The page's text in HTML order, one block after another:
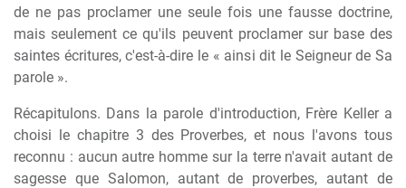
de ne pas proclamer une seule fois une fausse doctrine,
mais seulement ce qu'ils peuvent proclamer sur base des
saintes écritures, c'est-à-dire le « ainsi dit le Seigneur de Sa
parole ».
Récapitulons. Dans la parole d'introduction, Frère Keller a
choisi le chapitre 3 des Proverbes, et nous l'avons tous
reconnu : aucun autre homme sur la terre n'avait autant de
sagesse que Salomon, autant de proverbes, autant de